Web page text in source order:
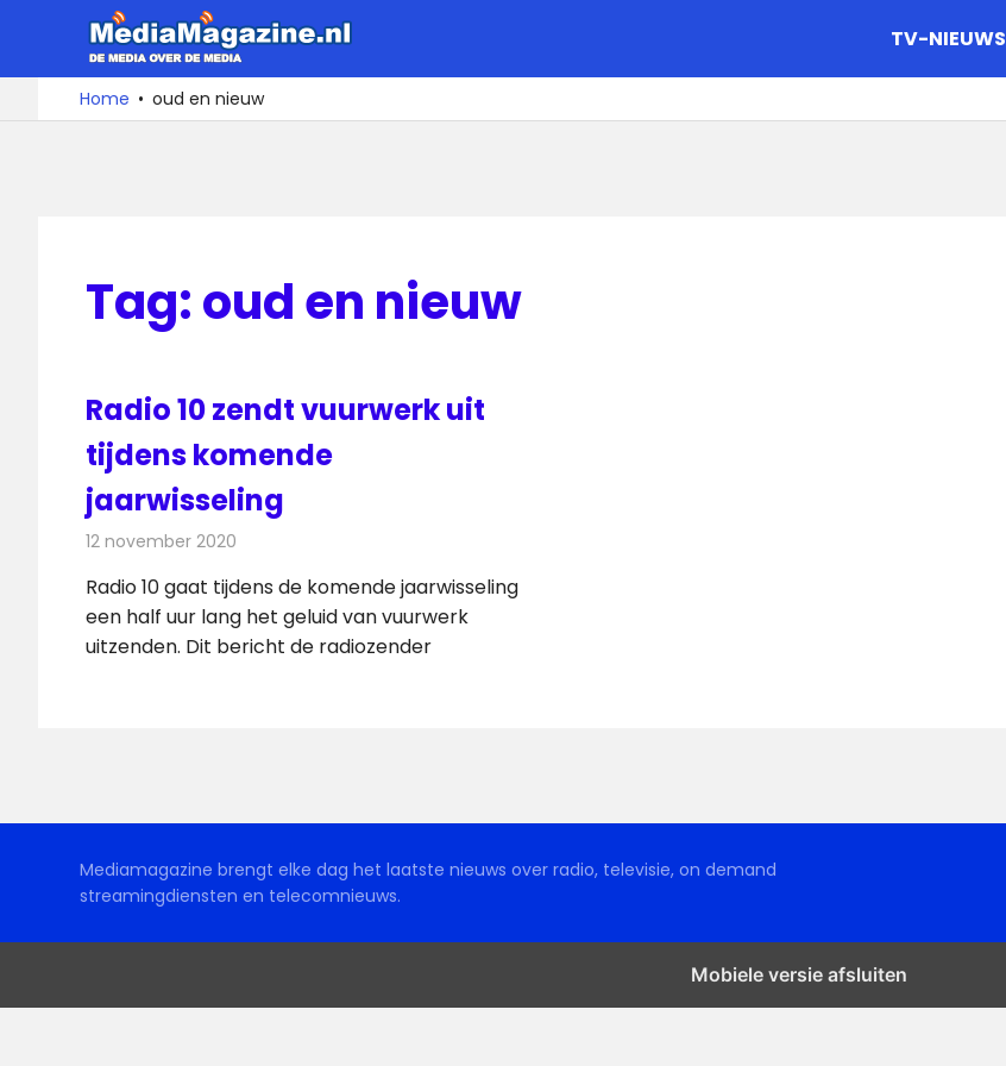
de
De
media
over
TV-NIEUWS
Home oud en nieuw
Tag:oud en nieuw
Radio 10 zendt vuurwerk uit
tijdens komende
jaarwisseling
12 november 2020
Radio 10 gaat tijdens de komende jaarwisseling
een half uur lang het geluid van vuurwerk
uitzenden. Dit bericht de radiozender
Mediamagazine brengt elke dag het laatste nieuws over radio, televisie, on demand
streamingdiensten en telecomnieuws.
Mobiele versie afsluiten